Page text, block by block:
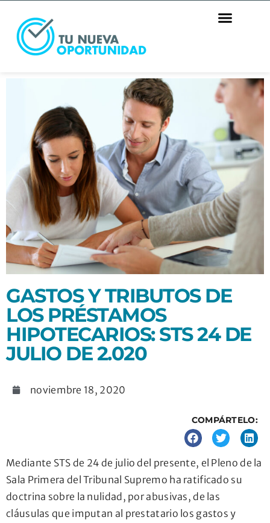
GASTOS Y TRIBUTOS DE
LOS PRÉSTAMOS
HIPOTECARIOS: STS 24 DE
JULIO DE 2.020
noviembre 18, 2020
COMPÁRTELO:
Mediante STS de 24 de julio del presente, el Pleno de la
Sala Primera del Tribunal Supremo ha ratificado su
doctrina sobre la nulidad, por abusivas, de las
cláusulas que imputan al prestatario los gastos y